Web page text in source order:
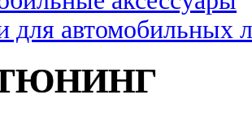
для автомобильных